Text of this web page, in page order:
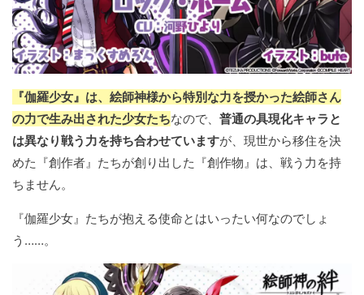
『伽羅少女』は、絵師神様から特別な力を授かった絵師さん
の力で生み出された少女たちなので、 普通の具現化キャラと
は異なり戦う力を持ち合わせていますが、現世から移住を決
めた『創作者』たちが創り出した『創作物』は、戦う力を持
ちません。
『伽羅少女』たちが抱える使命とはいったい何なのでしょ
う……。